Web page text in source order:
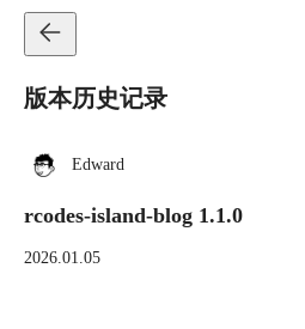
版本历史记录
Edward
rcodes-island-blog 1.1.0
2026.01.05